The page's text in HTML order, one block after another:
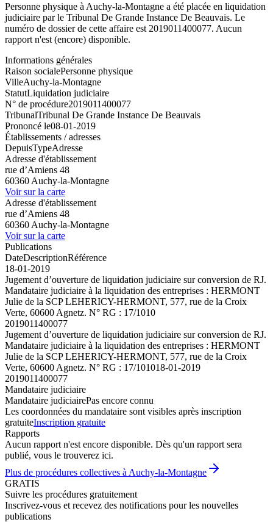
Personne physique à Auchy-la-Montagne a été placée en liquidation
judiciaire par le Tribunal De Grande Instance De Beauvais. Le
numéro de dossier de cette affaire est 2019011400077. Aucun
rapport n'est (encore) disponible.
Informations générales
Raison socialePersonne physique
VilleAuchy-la-Montagne
StatutLiquidation judiciaire
N° de procédure2019011400077
TribunalTribunal De Grande Instance De Beauvais
Prononcé le08-01-2019
Établissements / adresses
DepuisTypeAdresse
Adresse d'établissement
rue d’Amiens 48
60360 Auchy-la-Montagne
Voir sur la carte
Adresse d'établissement
rue d’Amiens 48
60360 Auchy-la-Montagne
Voir sur la carte
Publications
DateDescriptionRéférence
18-01-2019
Jugement d’ouverture de liquidation judiciaire sur conversion de RJ.
Mandataire judiciaire à la liquidation des entreprises : HERMONT
Julie de la SCP LEHERICY-HERMONT, 577, rue de la Croix
Verte, 60600 Agnetz. N° RG : 17/1010
2019011400077
Jugement d’ouverture de liquidation judiciaire sur conversion de RJ.
Mandataire judiciaire à la liquidation des entreprises : HERMONT
Julie de la SCP LEHERICY-HERMONT, 577, rue de la Croix
Verte, 60600 Agnetz. N° RG : 17/101018-01-2019
2019011400077
Mandataire judiciaire
Mandataire judiciairePas encore connu
Les coordonnées du mandataire sont visibles après inscription
gratuiteInscription gratuite
Rapports
Aucun rapport n'est encore disponible. Dès qu'un rapport sera
publié, vous le trouverez ici.
Plus de procédures collectives à Auchy-la-Montagne
GRATIS
Suivre les procédures gratuitement
Inscrivez-vous et recevez des notifications pour les nouvelles
publications